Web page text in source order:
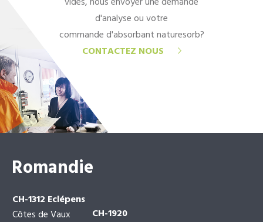
d'analyse ou votre
commande d'absorbant naturesorb?
CONTACTEZ NOUS
Romandie
CH-1312 Eclépens
Côtes de Vaux
CH-1920